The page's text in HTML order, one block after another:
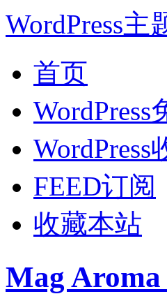
WordPress主
首页
WordPress
WordPress
FEED订阅
收藏本站
Mag